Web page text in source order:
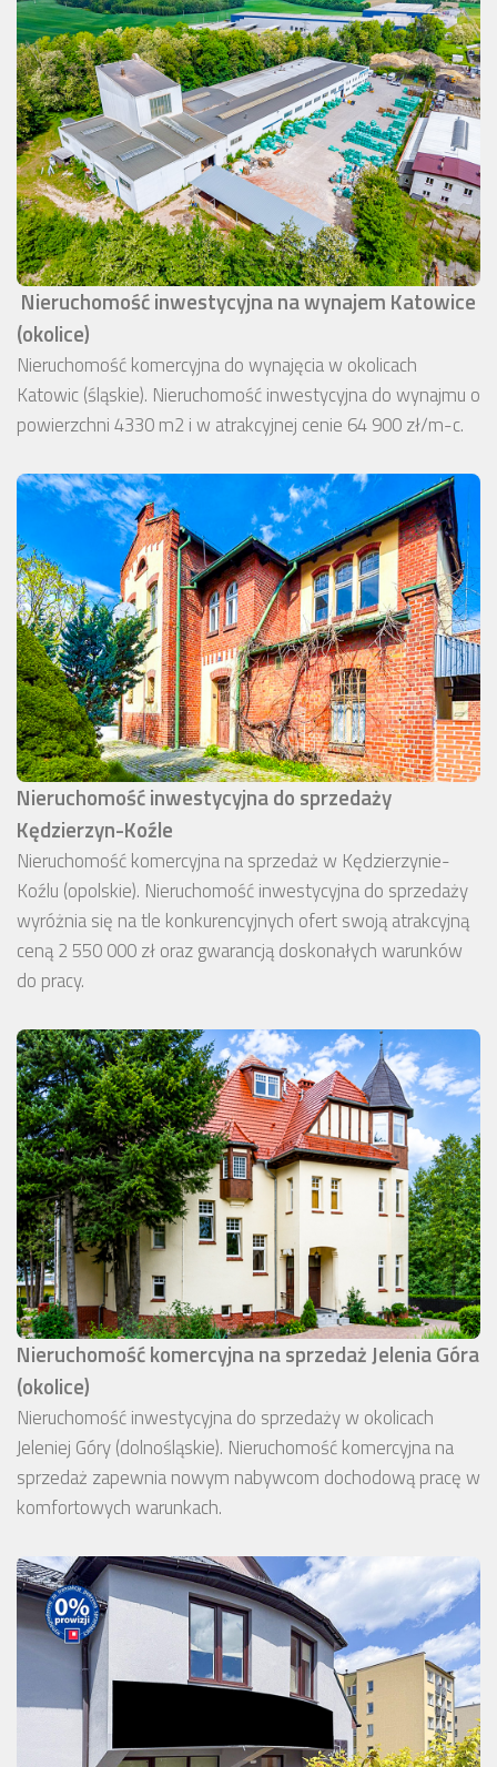
Nieruchomość inwestycyjna na wynajem Katowice
(okolice)
Nieruchomość komercyjna do wynajęcia w okolicach
Katowic (śląskie). Nieruchomość inwestycyjna do wynajmu o
powierzchni 4330 m2 i w atrakcyjnej cenie 64 900 zł/m-c.
Nieruchomość inwestycyjna do sprzedaży
Kędzierzyn-Koźle
Nieruchomość komercyjna na sprzedaż w Kędzierzynie-
Koźlu (opolskie). Nieruchomość inwestycyjna do sprzedaży
wyróżnia się na tle konkurencyjnych ofert swoją atrakcyjną
ceną 2 550 000 zł oraz gwarancją doskonałych warunków
do pracy.
Nieruchomość komercyjna na sprzedaż Jelenia Góra
(okolice)
Nieruchomość inwestycyjna do sprzedaży w okolicach
Jeleniej Góry (dolnośląskie). Nieruchomość komercyjna na
sprzedaż zapewnia nowym nabywcom dochodową pracę w
komfortowych warunkach.